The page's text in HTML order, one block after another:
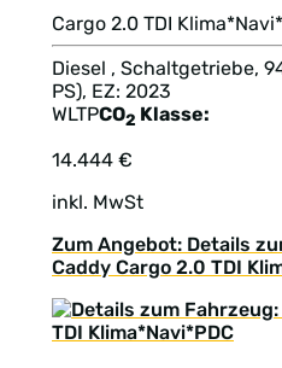
Cargo 2.0 TDI
Diesel , Schaltgetriebe,
PS), EZ: 2023
WLTPCO2 Klasse:
14.444 €
inkl. MwSt
Zum Angebot: Details
Caddy Cargo 2.0 TDI